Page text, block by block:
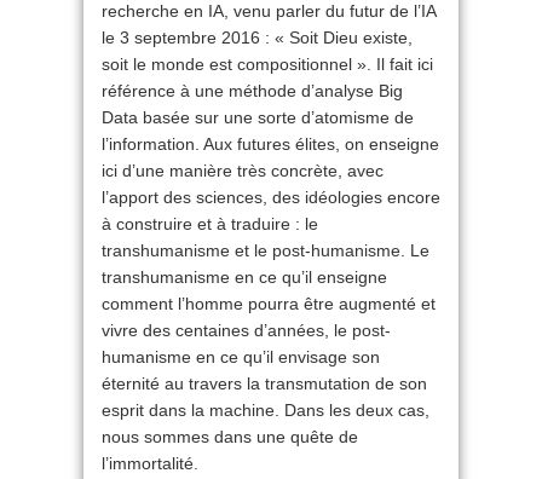
recherche en IA, venu parler du futur de l’IA
le 3 septembre 2016 : « Soit Dieu existe,
soit le monde est compositionnel ». Il fait ici
référence à une méthode d’analyse Big
Data basée sur une sorte d’atomisme de
l’information. Aux futures élites, on enseigne
ici d’une manière très concrète, avec
l’apport des sciences, des idéologies encore
à construire et à traduire : le
transhumanisme et le post-humanisme. Le
transhumanisme en ce qu’il enseigne
comment l’homme pourra être augmenté et
vivre des centaines d’années, le post-
humanisme en ce qu’il envisage son
éternité au travers la transmutation de son
esprit dans la machine. Dans les deux cas,
nous sommes dans une quête de
l’immortalité.